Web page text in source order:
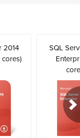
2014
SQL